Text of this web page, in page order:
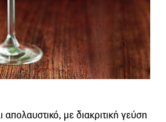
απολαυστικό, με διακριτική γεύση